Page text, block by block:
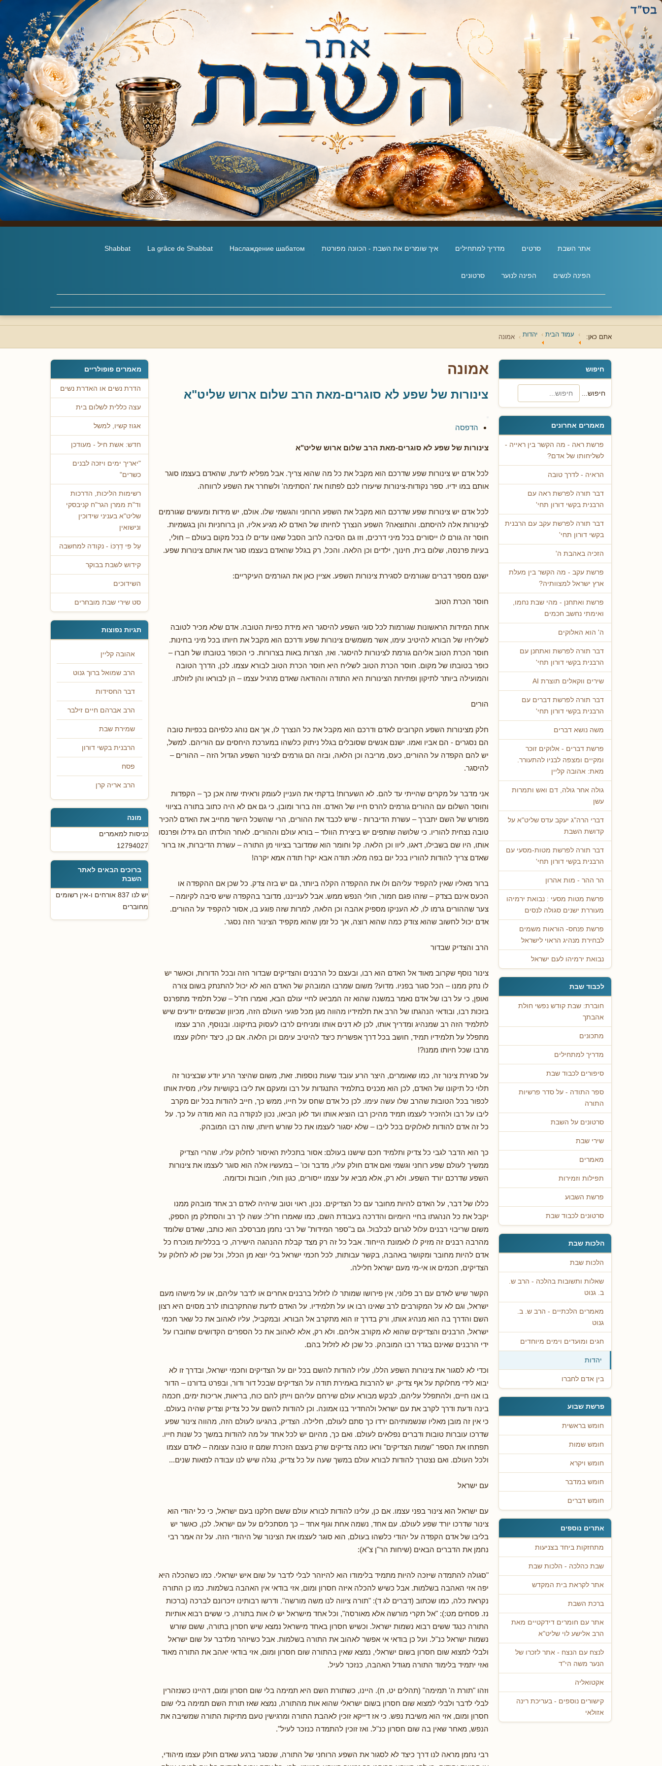
אתר השבת סרטים מדריך למתחילים איך שומרים את השבת - הכוונה מפורטת Наслаждение шабатом
La grâce de Shabbat
Shabbat
הפינה לנשים הפינה לנוער סרטונים
אתם כאן: עמוד הבית יהדות אמונה
חיפוש
חיפוש...
מאמרים אחרונים
פרשת ראה - מה הקשר בין ראייה -
לשליחותו של אדם?
הראיה - לדרך טובה
דבר תורה לפרשת ראה עם
הרבנית בקשי דורון תחי'
דבר תורה לפרשת עקב עם הרבנית
בקשי דורון תחי'
הזכיה באהבת ה'
פרשת עקב - מה הקשר בין מעלת
ארץ ישראל למצוותיה?
פרשת ואתחנן - מהי שבת נחמו,
ואימתי נחשב חכמים
ה' הוא האלוקים
דבר תורה לפרשת ואתחנן עם
הרבנית בקשי דורון תחי'
שירים ווקאלים תוצרת AI
דבר תורה לפרשת דברים עם
הרבנית בקשי דורון תחי'
משה נושא דברים
פרשת דברים - אלוקים זוכר
ומקיים ומצפה לבניו להתעורר.
מאת: אהובה קליין
גולה אחר גולה, דם ואש ותמרות
עשן
דברי הרה"ג יעקב עדס שליט"א על
קדושת השבת
דבר תורה לפרשת מטות-מסעי עם
הרבנית בקשי דורון תחי'
הר ההר - מות אהרון
פרשת מטות מסעי : נבואת ירמיהו
מעוררת ישנים סגולה לנסים
פרשת פנחס- הוראות משמים
לבחירת מנהיג הראוי לישראל
נבואת ירמיהו לעם ישראל
לכבוד שבת
חוברת: שבת קודש נפשי חולת
אהבתך
מתכונים
מדריך למתחילים
סיפורים לכבוד שבת
ספר התודה - על סדר פרשיות
התורה
סרטונים על השבת
שירי שבת
מאמרים
תפילות וזמירות
פרשת השבוע
סרטונים לכבוד שבת
הלכות שבת
הלכות שבת
שאלות ותשובות בהלכה - הרב ש.
ב. גנוט
מאמרים הלכתיים - הרב ש. ב.
גנוט
חגים ומועדים וימים מיוחדים
יהדות
בין אדם לחברו
פרשת שבוע
חומש בראשית
חומש שמות
חומש ויקרא
חומש במדבר
חומש דברים
אתרים נוספים
מתחזקות ביחד בצניעות
שבת כהלכה - הלכות שבת
אתר לקראת בית המקדש
ברכת השבת
אתר עם חומרים דידקטיים מאת
הרב אלישע לוי שליט"א
לנצח עם הנצח - אתר לזכרו של
הנער משה הי"ד
אקטואליה
קישורים נוספים - בעריכת רינה
אזולאי
אמונה
צינורות של שפע לא סוגרים-מאת הרב שלום ארוש שליט"א
הדפסה
צינורות של שפע לא סוגרים-מאת הרב שלום ארוש שליט"א
לכל אדם יש צינורות שפע שדרכם הוא מקבל את כל מה שהוא צריך. אבל מפליא לדעת, שהאדם בעצמו סוגר
אותם במו ידיו. ספר נקודות-צינורות שיעזרו לכם לפתוח את 'הסתימה' ולשחרר את השפע לרווחה.
לכל אדם יש צינורות שפע שדרכם הוא מקבל את השפע הרוחני והגשמי שלו. אולם, יש מידות ומעשים שגורמים
לצינורות אלה להיסתם. והתוצאה? השפע הנצרך לחיותו של האדם לא מגיע אליו, הן ברוחניות והן בגשמיות.
חוסר זה גורם לו ייסורים בכל מיני דרכים, וזו גם הסיבה לרוב הסבל שאנו עדים לו בכל מקום בעולם – חולי,
בעיות פרנסה, שלום בית, חינוך, ילדים וכן הלאה. והכל, רק בגלל שהאדם בעצמו סגר את אותם צינורות שפע.
ישנם מספר דברים שגורמים לסגירת צינורות השפע. אציין כאן את הגורמים העיקריים:
חוסר הכרת הטוב
אחת המידות הראשונות שגורמות לכל סוגי השפע להיסגר היא מידת כפיות הטובה. אדם שלא מכיר לטובה
לשליחיו של הבורא להיטיב עימו, אשר משמשים צינורות שפע ודרכם הוא מקבל את חיותו בכל מיני בחינות.
חוסר הכרת הטוב אליהם גורמת לצינורות להיסגר. ואז, הצרות באות בצרורות. כי הכופר בטובתו של חברו –
כופר בטובתו של מקום. חוסר הכרת הטוב לשליח היא חוסר הכרת הטוב לבורא עצמו. לכן, הדרך הטובה
והמועילה ביותר לתיקון ופתיחת הצינורות היא התודה וההודאה שאדם מרגיל עצמו – הן לבוראו והן לזולתו.
הורים
חלק מצינורות השפע הקרובים לאדם ודרכם הוא מקבל את כל הנצרך לו, אך אם נוהג כלפיהם בכפיות טובה
הם נסגרים - הם אביו ואמו. ישנם אנשים שסובלים בגלל ניתוק כלשהו במערכת היחסים עם הוריהם. למשל,
יש להם הקפדה על ההורים, כעס, מריבה וכן הלאה, ובזה הם גורמים לצינור השפע הגדול הזה – ההורים –
להיסגר.
אני מדבר על מקרים שהייתי עד להם. לא השערות! בדקתי את העניין לעומק וראיתי שזה אכן כך – הקפדות
וחוסר השלום עם ההורים גורמים להרס חייו של האדם. וזה ברור ומובן, כי גם אם לא היה כתוב בתורה בציווי
מפורש של השם יתברך – עשרת הדיברות - שיש לכבד את ההורים, הרי שהשכל הישר מחייב את האדם להכיר
טובה נצחית להוריו. כי שלושה שותפים יש ביצירת הוולד – בורא עולם וההורים. לאחר הולדתו הם גידלו ופרנסו
אותו, היו שם בשבילו, דאגו, ליוו וכן הלאה. קל וחומר הוא שמדובר בציווי מן התורה – עשרת הדיברות, אז ברור
שאדם צריך להודות להוריו בכל יום בפה מלא: תודה אבא יקר! תודה אמא יקרה!
ברור מאליו שאין להקפיד עליהם ולו את ההקפדה הקלה ביותר, גם יש בזה צדק. כל שכן אם ההקפדה או
הכעס אינם בצדק – שזהו פגם חמור, חולי הנפש ממש. אבל לענייננו, מדובר בהקפדה שיש סיבה לקיומה –
צער שההורים גרמו לו, לא העניקו מספיק אהבה וכן הלאה, למרות שזה פוגע בו, אסור להקפיד על ההורים.
אדם יכול לחשוב שהוא צודק כמה שהוא רוצה, אך כל זמן שהוא מקפיד הצינור הזה נסגר.
הרב והצדיק שבדור
צינור נוסף שקרוב מאוד אל האדם הוא רבו, ובעצם כל הרבנים והצדיקים שבדור הזה ובכל הדורות, וכאשר יש
לו נתק ממנו – הכל סגור בפניו. מדוע? משום שמרבו המובהק של האדם הוא לא יכול להתנתק בשום צורה
ואופן, כי על רבו של אדם נאמר במשנה שהוא זה המביאו לחיי עולם הבא, ואמרו חז"ל – שכל תלמיד מתפרנס
בזכות רבו, ובודאי הנהגתו של הרב את תלמידיו מהווה מגן מכל פגעי העולם הזה, מכיוון שבשמים יודעים שיש
לתלמיד הזה רב שמנהיג ומדריך אותו, לכן לא דנים אותו ומניחים לרבו לעסוק בתיקונו. ובנוסף, הרב עצמו
מתפלל על תלמידיו תמיד, חושב בכל דרך אפשרית כיצד להיטיב עימם וכן הלאה. אם כן, כיצד יחלוק עצמו
מרבו שכל חיותו ממנו?!
על סגירת צינור זה, כמו שאומרים, היצר הרע עובד שעות נוספות. זאת, משום שהיצר הרע יודע שבצינור זה
תלוי כל תיקונו של האדם, לכן הוא מכניס בתלמיד התנגדות על רבו ומעקם את ליבו בקושיות עליו, מסית אותו
לכפור בכל הטובות שהרב שלו עשה עימו. לכן כל אדם שחס על חייו, ממש כך, חייב להודות בכל יום מקרב
ליבו על רבו ולהזכיר לעצמו תמיד מהיכן רבו הוציא אותו ועד לאן הביאו, נכון לנקודה בה הוא מודה על כך. על
כל זה אדם להודות לאלוקים בכל ליבו – שלא יסגור לעצמו את כל שורש חיותו, שזה רבו המובהק.
כך הוא הדבר לגבי כל צדיק ותלמיד חכם שישנו בעולם: אסור בתכלית האיסור לחלוק עליו. שהרי הצדיק
ממשיך לעולם שפע רוחני וגשמי ואם אדם חולק עליו, מדבר וכו' – במעשיו אלה הוא סוגר לעצמו את צינורות
השפע שדרכם יורד השפע. ולא רק, אלא מביא על עצמו ייסורים, כגון חולי, חובות וכדומה.
כללו של דבר, על האדם להיות מחובר עם כל הצדיקים. נכון, ראוי וטוב שיהיה לאדם רב אחד מובהק ממנו
יקבל את כל הנהגתו בחיי היומיום והדרכה בעבודת השם, כמו שאמרו חז"ל: עשה לך רב והסתלק מן הספק,
משום שריבוי רבנים עלול לגרום לבלבול. גם ב"ספר המידות" של רבי נחמן מברסלב הוא כותב, שאדם שלומד
מהרבה רבנים זה מזיק לו לאמונת הייחוד. אבל כל זה רק מצד קבלת ההנהגה הישירה, כי בכלליות מוכרח כל
אדם להיות מחובר ומקושר באהבה, בקשר עבותות, לכל חכמי ישראל בלי יוצא מן הכלל, וכל שכן לא לחלוק על
הצדיקים, חכמים או אי-מי מעם ישראל חלילה.
הקשר שיש לאדם עם רב פלוני, אין פירושו שמותר לו לזלזל ברבנים אחרים או לדבר עליהם, או על מישהו מעם
ישראל, וגם לא על המקורבים לרב שאינו רבו או על תלמידיו. על האדם לדעת שהתקרבותו לרב מסוים היא רצון
השם והדרך בה הוא מנהיג אותו, ורק בדרך זו הוא מתקרב אל הבורא. ובמקביל, עליו לאהוב את כל שאר חכמי
ישראל, הרבנים והצדיקים שהוא לא מקורב אליהם. ולא רק, אלא לאהוב את כל הספרים הקדושים שחוברו על
ידי הרבנים שאינם בגדר רבו המובהק. כל שכן לא לזלזל בהם.
וכדי לא לסגור את צינורות השפע הללו, עליו להודות להשם בכל יום על הצדיקים וחכמי ישראל, ובדרך זו לא
יבוא לידי מחלוקת על אף צדיק. יש להרבות באמירת תודה על הצדיקים שבכל דור ודור, ובפרט בדורנו – הדור
בו אנו חיים, ולהתפלל עליהם, לבקש מבורא עולם שירחם עליהם וייתן להם כוח, בריאות, אריכות ימים, חכמה
בינה ודעת ודרך לקרב את עם ישראל ולהחדיר בנו אמונה. וכן להודות להשם על כל צדיק וצדיק שהיה בעולם.
כי אין זה מובן מאליו שנשמותיהם ירדו כך סתם לעולם, חלילה. הצדיק, בהגיעו לעולם הזה, מהווה צינור שפע
שדרכו עוברות טובות ודברים נפלאים לעולם. ואם כך, מהיום יש לכל אחד על מה להודות במשך כל שנות חייו.
תפתחו את הספר "שמות הצדיקים" וראו כמה צדיקים שרק בעצם הזכרת שמם זו טובה עצומה – לאדם עצמו
ולכל העולם. ואם נצטרך להודות לבורא עולם במשך שעה על כל צדיק, נגלה שיש לנו עבודה למאות שנים...
עם ישראל
עם ישראל הוא צינור בפני עצמו. אם כן, עלינו להודות לבורא עולם ששם חלקנו בעם ישראל, כי כל יהודי הוא
צינור שדרכו יורד שפע לעולם. עם אחד, נשמה אחת וגוף אחד – כך מסתכלים על עם ישראל. לכן, כאשר יש
בליבו של אדם הקפדה על יהודי כלשהו בעולם, הוא סוגר לעצמו את הצינור של היהודי הזה. על זה אמר רבי
נחמן את הדברים הבאים (שיחות הר"ן צ"א):
"סגולה להתמדה שיזכה להיות מתמיד בלימודו הוא להיזהר לבלי לדבר על שום איש ישראלי. כמו כשהכלה היא
יפה אזי האהבה בשלמות. אבל כשיש להכלה איזה חסרון ומום, אזי בודאי אין האהבה בשלמות. כמו כן התורה
נקראת כלה, כמו שכתוב (דברים לג ד): "תורה ציווה לנו משה מורשה". ודרשו רבותינו זיכרונם לברכה (ברכות
נז. פסחים מט:): "אל תקרי מורשה אלא מאורסה", וכל אחד מישראל יש לו אות בתורה, כי ששים רבוא אותיות
התורה כנגד ששים רבוא נשמות ישראל. וכשיש חסרון באחד מישראל נמצא שיש חסרון בתורה, ששם שורש
נשמות ישראל כנ"ל. ועל כן בודאי אי אפשר לאהוב את התורה בשלמות. אבל כשיזהר מלדבר על שום ישראל
ולבלי למצוא שום חסרון בשום ישראלי, נמצא שאין בהתורה שום חסרון ומום, אזי בודאי יאהב את התורה מאוד
ואזי יתמיד בלימוד התורה מגודל האהבה, כנזכר לעיל.
וזהו "תורת ה' תמימה" (תהלים יט, ח). היינו, כשתורת השם היא תמימה בלי שום חסרון ומום, דהיינו כשנזהרין
לבלי לדבר ולבלי למצוא שום חסרון בשום ישראלי שהוא אות מהתורה, נמצא שאז תורת השם תמימה בלי שום
חסרון ומום, אזי הוא משיבת נפש. כי אז דייקא זוכין לאהבת התורה ומרגישין טעם מתיקות התורה שמשיבה את
הנפש, מאחר שאין בה שום חסרון כנ"ל. ואז זוכין להתמדה כנזכר לעיל".
רבי נחמן מראה לנו דרך כיצד לא לסגור את השפע הרוחני של התורה, שנסגר ברגע שאדם חולק עצמו מיהודי,
מאמרים פופולריים
הדרת נשים או האדרת נשים
עצה כללית לשלום בית
אגוז קשיו, למשל
חדש: אשת חיל - מעודכן
"יאריך ימים ויזכה לבנים
כשרים"
רשימות הליכות, הדרכות
וד"ת ממרן הגר"ח קניבסקי
שליט"א בעניני שידוכין
ונישואין
עַל פִּי דַרְכּוֹ - נקודה למחשבה
קידוש לשבת בבוקר
השידוכים
סט שירי שבת מובחרים
תגיות נפוצות
אהובה קליין
הרב שמואל ברוך גנוט
דבר החסידות
הרב אברהם חיים זילבר
שמירת שבת
הרבנית בקשי דורון
פסח
הרב אריה קרן
מונה
כניסות למאמרים
12794027
ברוכים הבאים לאתר
השבת
יש לנו 837 אורחים ו-אין רשומים
מחוברים